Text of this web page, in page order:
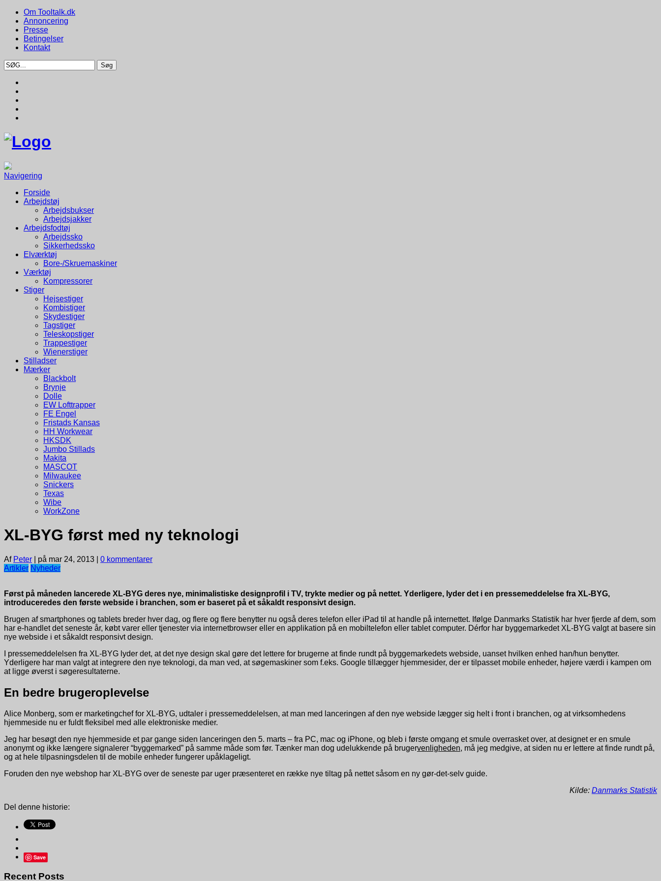
Om Tooltalk.dk
Annoncering
Presse
Betingelser
Kontakt
Navigering
Forside
Arbejdstøj
Arbejdsbukser
Arbejdsjakker
Arbejdsfodtøj
Arbejdssko
Sikkerhedssko
Elværktøj
Bore-/Skruemaskiner
Værktøj
Kompressorer
Stiger
Hejsestiger
Kombistiger
Skydestiger
Tagstiger
Teleskopstiger
Trappestiger
Wienerstiger
Stilladser
Mærker
Blackbolt
Brynje
Dolle
EW Lofttrapper
FE Engel
Fristads Kansas
HH Workwear
HKSDK
Jumbo Stillads
Makita
MASCOT
Milwaukee
Snickers
Texas
Wibe
WorkZone
XL-BYG først med ny teknologi
Af Peter på mar 24, 2013
0 kommentarer
Artikler Nyheder
Først på måneden lancerede XL-BYG deres nye, minimalistiske designprofil i TV, trykte medier og på nettet. Yderligere, lyder det i en pressemeddelelse fra XL-BYG,
introduceredes den første webside i branchen, som er baseret på et såkaldt responsivt design.
Brugen af smartphones og tablets breder hver dag, og flere og flere benytter nu også deres telefon eller iPad til at handle på internettet. Ifølge Danmarks Statistik har hver fjerde af dem, som
har e-handlet det seneste år, købt varer eller tjenester via internetbrowser eller en applikation på en mobiltelefon eller tablet computer. Dérfor har byggemarkedet XL-BYG valgt at basere sin
nye webside i et såkaldt responsivt design.
I pressemeddelelsen fra XL-BYG lyder det, at det nye design skal gøre det lettere for brugerne at finde rundt på byggemarkedets webside, uanset hvilken enhed han/hun benytter.
Yderligere har man valgt at integrere den nye teknologi, da man ved, at søgemaskiner som f.eks. Google tillægger hjemmesider, der er tilpasset mobile enheder, højere værdi i kampen om
at ligge øverst i søgeresultaterne.
En bedre brugeroplevelse
Alice Monberg, som er marketingchef for XL-BYG, udtaler i pressemeddelelsen, at man med lanceringen af den nye webside lægger sig helt i front i branchen, og at virksomhedens
hjemmeside nu er fuldt fleksibel med alle elektroniske medier.
Jeg har besøgt den nye hjemmeside et par gange siden lanceringen den 5. marts – fra PC, mac og iPhone, og bleb i første omgang et smule overrasket over, at designet er en smule
anonymt og ikke længere signalerer “byggemarked” på samme måde som før. Tænker man dog udelukkende på brugervenligheden, må jeg medgive, at siden nu er lettere at finde rundt på,
og at hele tilpasningsdelen til de mobile enheder fungerer upåklageligt.
Foruden den nye webshop har XL-BYG over de seneste par uger præsenteret en række nye tiltag på nettet såsom en ny gør-det-selv guide.
Kilde: Danmarks Statistik
Del denne historie:
Save
Recent Posts